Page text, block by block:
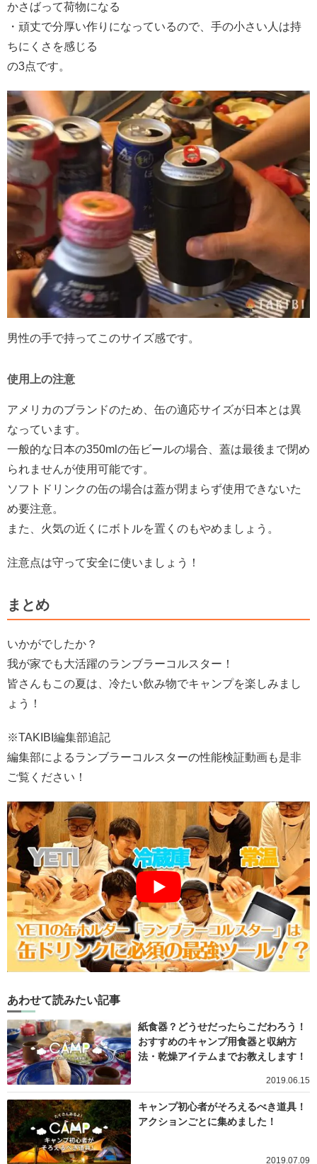
かさばって荷物になる
・頑丈で分厚い作りになっているので、手の小さい人は持
ちにくさを感じる
の3点です。
男性の手で持ってこのサイズ感です。
使用上の注意
アメリカのブランドのため、缶の適応サイズが日本とは異
なっています。
一般的な日本の350mlの缶ビールの場合、蓋は最後まで閉め
られませんが使用可能です。
ソフトドリンクの缶の場合は蓋が閉まらず使用できないた
め要注意。
また、火気の近くにボトルを置くのもやめましょう。
注意点は守って安全に使いましょう！
まとめ
いかがでしたか？
我が家でも大活躍のランブラーコルスター！
皆さんもこの夏は、冷たい飲み物でキャンプを楽しみまし
ょう！
※TAKIBI編集部追記
編集部によるランブラーコルスターの性能検証動画も是非
ご覧ください！
あわせて読みたい記事
紙食器？どうせだったらこだわろう！
おすすめのキャンプ用食器と収納方
法・乾燥アイテムまでお教えします！
2019.06.15
キャンプ初心者がそろえるべき道具！
アクションごとに集めました！
2019.07.09